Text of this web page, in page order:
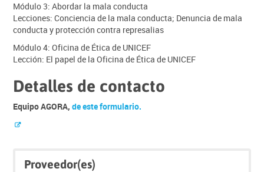
Módulo 3: Abordar la mala conducta
Lecciones: Conciencia de la mala conducta; Denuncia de mala
conducta y protección contra represalias
Módulo 4: Oficina de Ética de UNICEF
Lección: El papel de la Oficina de Ética de UNICEF
Detalles de contacto
Equipo AGORA,de este formulario.
Click
Proveedor(es)
Proveedor(es)